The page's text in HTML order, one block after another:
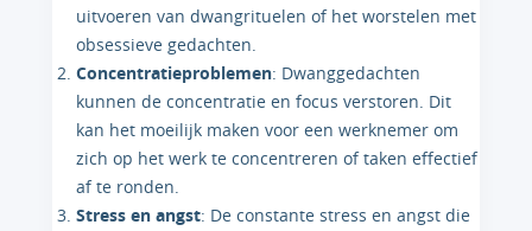
uitvoeren van dwangrituelen of het worstelen met
obsessieve gedachten.
Concentratieproblemen: Dwanggedachten
kunnen de concentratie en focus verstoren. Dit
kan het moeilijk maken voor een werknemer om
zich op het werk te concentreren of taken effectief
af te ronden.
Stress en angst: De constante stress en angst die